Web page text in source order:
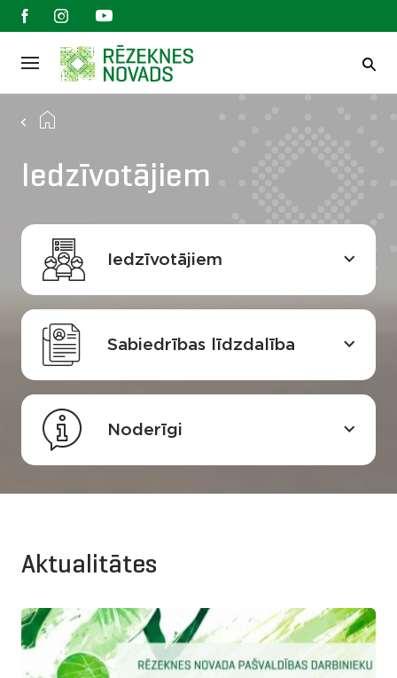
Iedzīvotājiem
Iedzīvotājiem
Sabiedrības līdzdalība
Noderīgi
Aktualitātes